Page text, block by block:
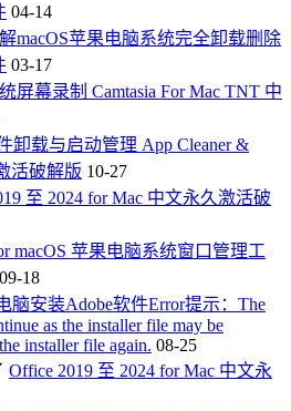
04-14
macOS苹果电脑系统完全卸载删除
03-17
屏幕录制 Camtasia For Mac TNT 中
卸载与启动管理 App Cleaner &
活破解版 10-27
至 2024 for Mac 中文永久激活破
macOS 苹果电脑系统窗口管理工
09-18
脑安装Adobe软件Error提示：The
as the installer file may be
installer file again. 08-25
Office 2019 至 2024 for Mac 中文永